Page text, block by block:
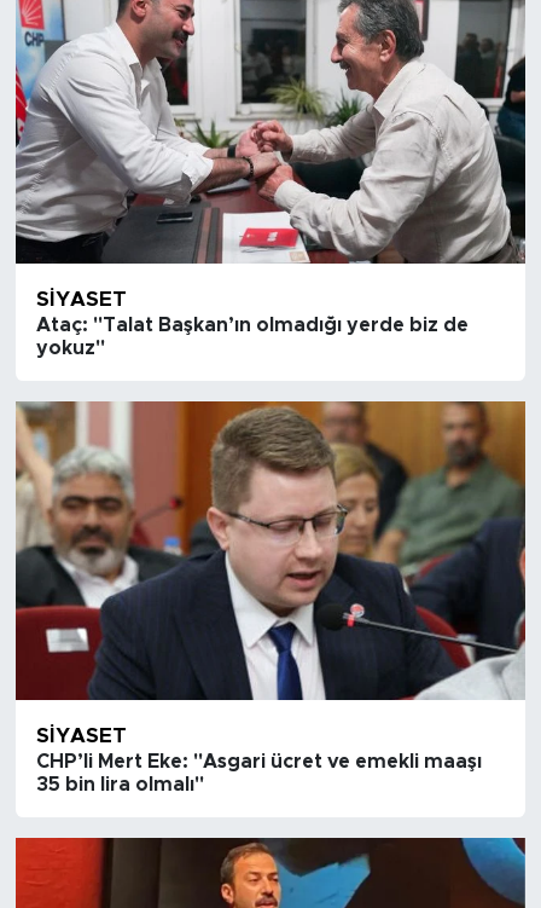
SIYASET
Ataç: "Talat Başkan’ın olmadığı yerde biz de
yokuz"
SIYASET
CHP’li Mert Eke: "Asgari ücret ve emekli maaşı
35 bin lira olmalı"